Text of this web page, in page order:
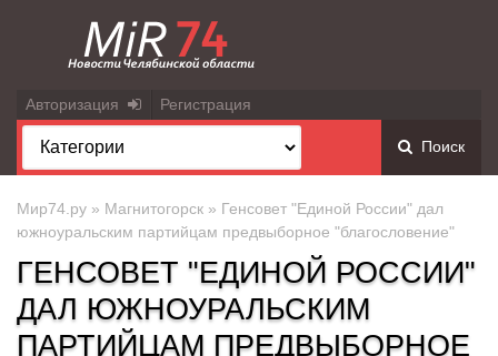
Авторизация Регистрация
Поиск
Мир74.ру » Магнитогорск » Генсовет "Единой России" дал
южноуральским партийцам предвыборное "благословение"
ГЕНСОВЕТ "ЕДИНОЙ РОССИИ"
ДАЛ ЮЖНОУРАЛЬСКИМ
ПАРТИЙЦАМ ПРЕДВЫБОРНОЕ